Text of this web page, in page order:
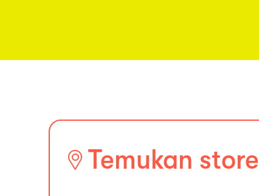
Temukan store